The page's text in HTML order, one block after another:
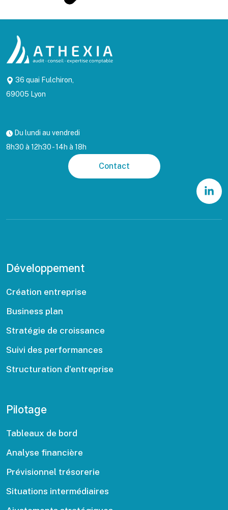
36 quai Fulchiron,
69005 Lyon
Du lundi au vendredi
8h30 à 12h30 - 14h à 18h
Contact
Développement
Création entreprise
Business plan
Stratégie de croissance
Suivi des performances
Structuration d’entreprise
Pilotage
Tableaux de bord
Analyse financière
Prévisionnel trésorerie
Situations intermédiaires